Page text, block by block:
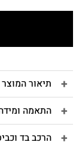
תיאור המוצר
התאמה
הרכב בד